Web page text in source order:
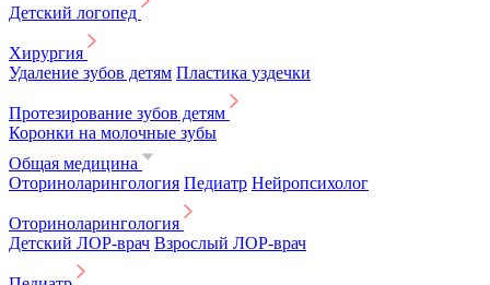
Детский логопед
Хирургия
Удаление зубов детям Пластика уздечки
Протезирование зубов детям
Коронки на молочные зубы
Общая медицина
Оториноларингология Педиатр Нейропсихолог
Оториноларингология
Детский ЛОР-врач Взрослый ЛОР-врач